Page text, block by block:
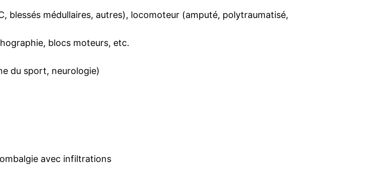
blessés médullaires, autres), locomoteur (amputé, polytraumatisé,
blocs moteurs, etc.
du sport, neurologie)
avec infiltrations